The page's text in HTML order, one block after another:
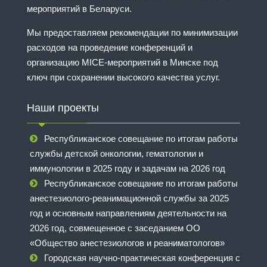
мероприятий в Беларуси.
Мы предоставляем рекомендации по минимизации
расходов на проведение конференций и
организацию MICE-мероприятий в Минске под
ключ при сохранении высокого качества услуг.
Наши проекты
Республиканское совещание по итогам работы
службы детской онкологии, гематологии и
иммунологии в 2025 году и задачам на 2026 год
Республиканское совещание по итогам работы
анестезиолого-реанимационной службы за 2025
год и основным направлениям деятельности на
2026 год, совмещенное с заседанием ОО
«Общество анестезиологов и реаниматологов»
Городская научно-практическая конференция с